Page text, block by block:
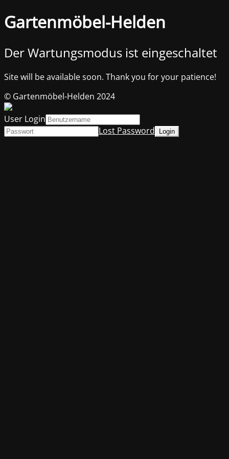
Gartenmöbel-Helden
Der Wartungsmodus ist eingeschaltet
Site will be available soon. Thank you for your patience!
© Gartenmöbel-Helden 2024
User Login
Lost Password